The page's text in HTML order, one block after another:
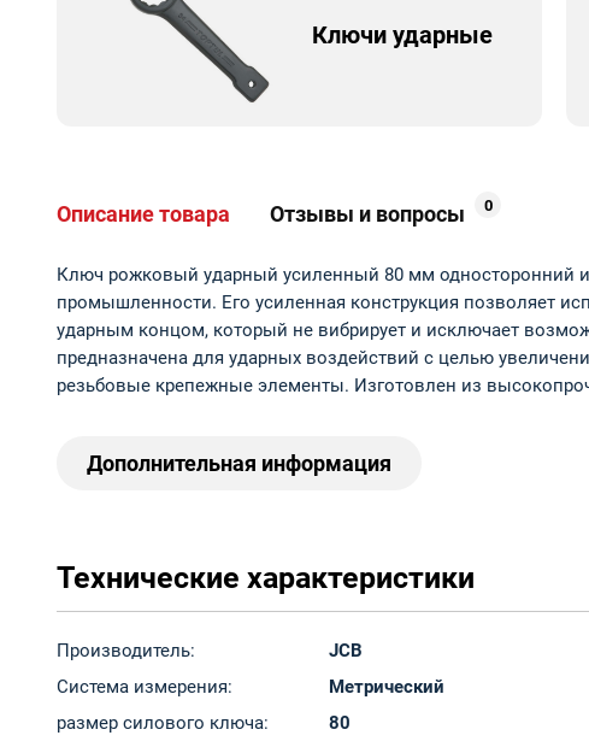
Ключи ударные
Описание товара Отзывы и вопросы 0
Ключ рожковый ударный усиленный 80 мм односторонний
промышленности. Его усиленная конструкция позволяет
ударным концом, который не вибрирует и исключает
предназначена для ударных воздействий с целью
резьбовые крепежные элементы. Изготовлен из
Дополнительная информация
Технические характеристики
Производитель:
JCB
Система измерения:
Метрический
размер силового ключа:
80